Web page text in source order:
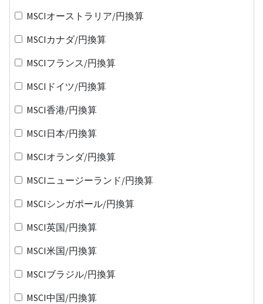
MSCIオーストラリア/円換算
MSCIカナダ/円換算
MSCIフランス/円換算
MSCIドイツ/円換算
MSCI香港/円換算
MSCI日本/円換算
MSCIオランダ/円換算
MSCIニュージーランド/円換算
MSCIシンガポール/円換算
MSCI英国/円換算
MSCI米国/円換算
MSCIブラジル/円換算
MSCI中国/円換算